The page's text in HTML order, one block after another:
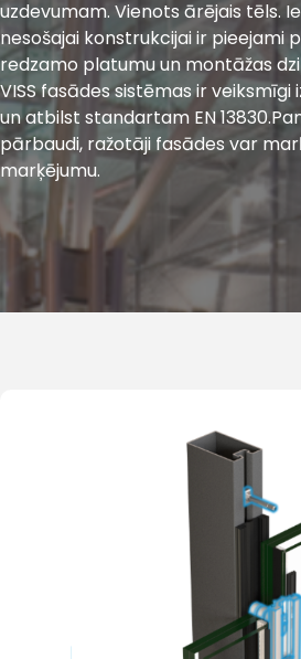
uzdevumam. Vienots ārējais tēls.
nesošajai konstrukcijai ir pieejami
redzamo platumu un montāžas
VISS fasādes sistēmas ir
un atbilst standartam EN
pārbaudi, ražotāji fasādes var
marķējumu.